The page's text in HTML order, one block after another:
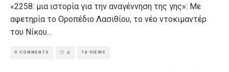
«2258: μια ιστορία για την αναγέννηση της γης»: Με
αφετηρία το Οροπέδιο Λασιθίου, το νέο ντοκιμαντέρ
του Νίκου...
0 COMMENTS 0 78 VIEWS